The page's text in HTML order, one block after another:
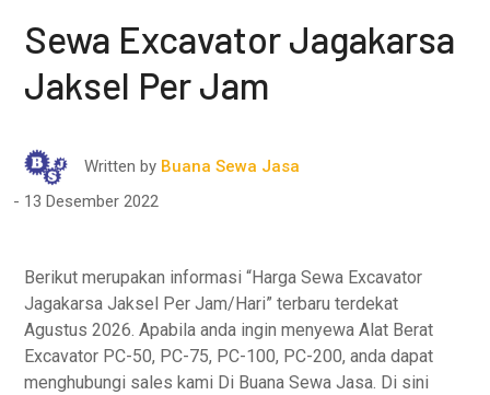
Sewa Excavator Jagakarsa
Jaksel Per Jam
Written by Buana Sewa Jasa
13 Desember 2022
Berikut merupakan informasi “Harga Sewa Excavator
Jagakarsa Jaksel Per Jam/Hari” terbaru terdekat
Agustus 2026. Apabila anda ingin menyewa Alat Berat
Excavator PC-50, PC-75, PC-100, PC-200, anda dapat
menghubungi sales kami Di Buana Sewa Jasa. Di sini